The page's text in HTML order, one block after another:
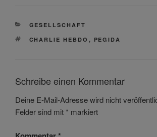
KATEGORIEN
GESELLSCHAFT
SCHLAGWÖRTER
CHARLIE HEBDO , PEGIDA
Schreibe einen Kommentar
Deine E-Mail-Adresse wird nicht
Felder sind mit* markiert